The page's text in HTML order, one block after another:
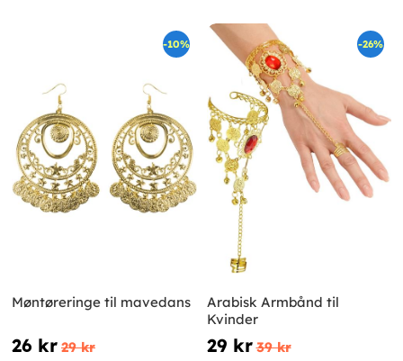
-10%
Møntøreringe til mavedans
26 kr 29 kr
-26%
Arabisk Armbånd til
Kvinder
29 kr 39 kr